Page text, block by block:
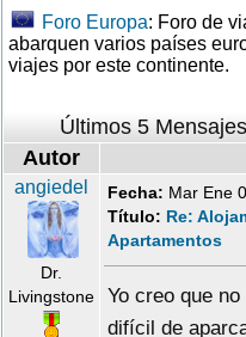
Foro Europa: Foro de
abarquen varios países
viajes por este continente.
Últimos 5
Autor
angiedel
Dr.
Livingstone
Fecha: Mar Ene
Título: Re:
Apartamentos
Yo creo que
difícil de